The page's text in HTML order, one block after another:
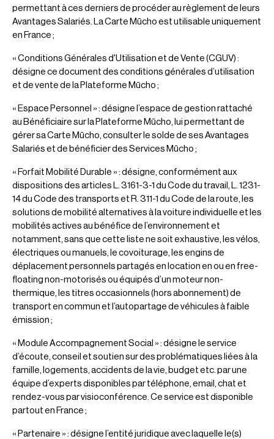
permettant à ces derniers de procéder au règlement de leurs
Avantages Salariés. La Carte Mūcho est utilisable uniquement
en France ;
« Conditions Générales d'Utilisation et de Vente (CGUV) :
désigne ce document des conditions générales d’utilisation
et de vente de la Plateforme Mūcho ;
« Espace Personnel » : désigne l’espace de gestion rattaché
au Bénéficiaire sur la Plateforme Mūcho, lui permettant de
gérer sa Carte Mūcho, consulter le solde de ses Avantages
Salariés et de bénéficier des Services Mūcho ;
« Forfait Mobilité Durable » : désigne, conformément aux
dispositions des articles L. 3161-3-1 du Code du travail, L. 1231-
14 du Code des transports et R. 311-1 du Code de la route, les
solutions de mobilité alternatives à la voiture individuelle et les
mobilités actives au bénéfice de l’environnement et
notamment, sans que cette liste ne soit exhaustive, les vélos,
électriques ou manuels, le covoiturage, les engins de
déplacement personnels partagés en location en ou en free-
floating non-motorisés ou équipés d’un moteur non-
thermique, les titres occasionnels (hors abonnement) de
transport en commun et l’autopartage de véhicules à faible
émission ;
« Module Accompagnement Social » : désigne le service
d’écoute, conseil et soutien sur des problématiques liées à la
famille, logements, accidents de la vie, budget etc. par une
équipe d’experts disponibles par téléphone, email, chat et
rendez-vous par visioconférence. Ce service est disponible
partout en France ;
« Partenaire » : désigne l’entité juridique avec laquelle le(s)